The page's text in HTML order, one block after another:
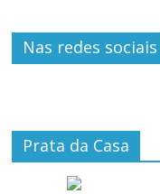
Nas redes sociais
Prata da Casa